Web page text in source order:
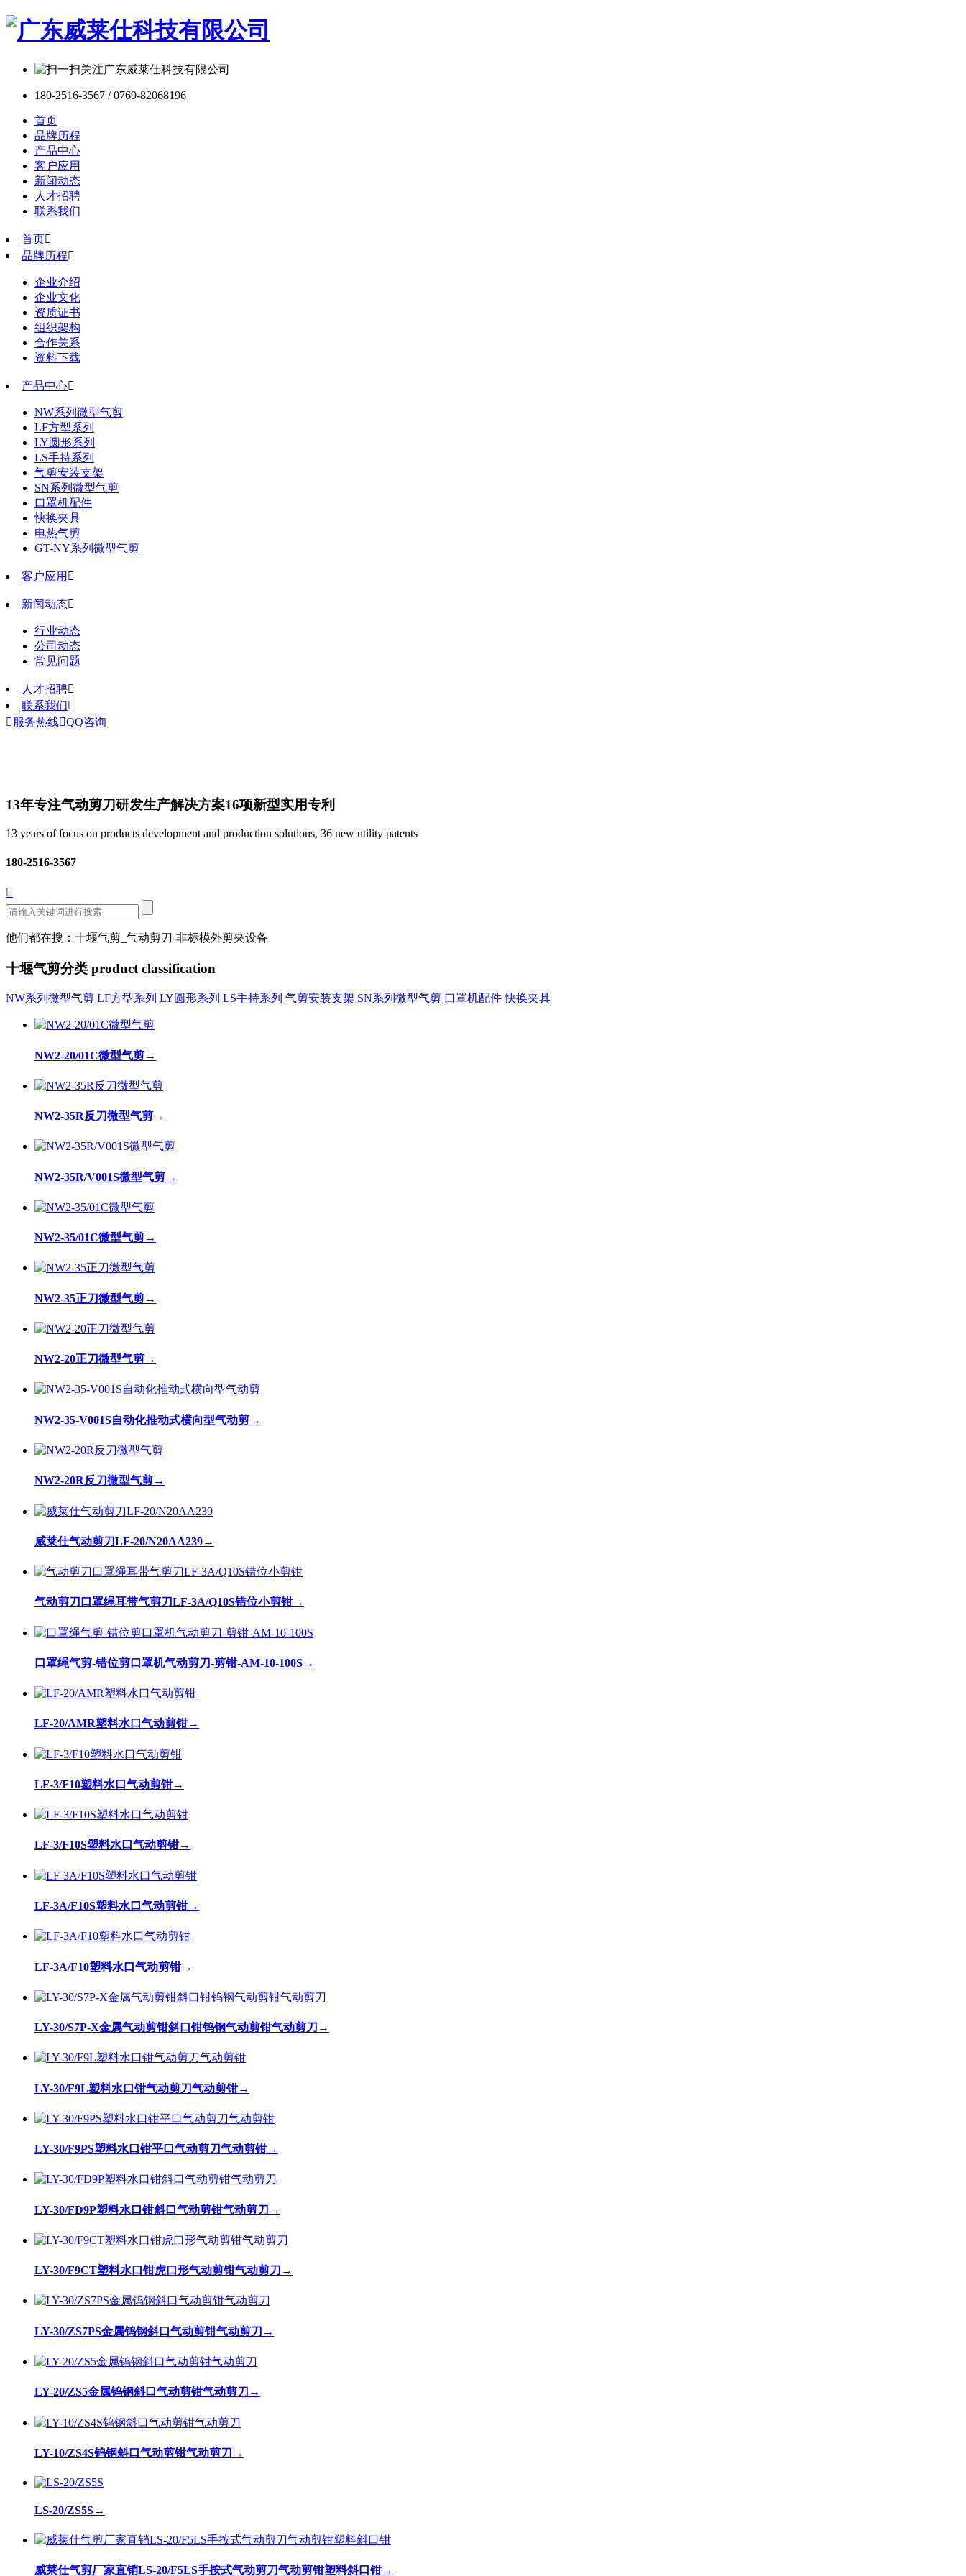
180-2516-3567 / 0769-82068196
首页
品牌历程
产品中心
客户应用
新闻动态
人才招聘
联系我们
首页
品牌历程
企业介绍
企业文化
资质证书
组织架构
合作关系
资料下载
产品中心
NW系列微型气剪
LF方型系列
LY圆形系列
LS手持系列
气剪安装支架
SN系列微型气剪
口罩机配件
快换夹具
电热气剪
GT-NY系列微型气剪
客户应用 
新闻动态
行业动态
公司动态
常见问题
人才招聘
联系我们
 服务热线QQ咨询
13年专注气动剪刀研发生产解决方案16项新型实用专利
13 years of focus on products development and production solutions, 36 new utility patents
180-2516-3567

他们都在搜：十堰气剪_气动剪刀-非标模外剪夹设备
十堰气剪分类 product classification
NW系列微型气剪 LF方型系列 LY圆形系列 LS手持系列 气剪安装支架 SN系列微型气剪 口罩机配件 快换夹具
NW2-20/01C微型气剪→
NW2-35R反刀微型气剪→
NW2-35R/V001S微型气剪→
NW2-35/01C微型气剪→
NW2-35正刀微型气剪→
NW2-20正刀微型气剪→
NW2-35-V001S自动化推动式横向型气动剪→
NW2-20R反刀微型气剪→
威莱仕气动剪刀LF-20/N20AA239→
气动剪刀口罩绳耳带气剪刀LF-3A/Q10S错位小剪钳→
口罩绳气剪-错位剪口罩机气动剪刀-剪钳-AM-10-100S→
LF-20/AMR塑料水口气动剪钳→
LF-3/F10塑料水口气动剪钳→
LF-3/F10S塑料水口气动剪钳→
LF-3A/F10S塑料水口气动剪钳→
LF-3A/F10塑料水口气动剪钳→
LY-30/S7P-X金属气动剪钳斜口钳钨钢气动剪钳气动剪刀 →
LY-30/F9L塑料水口钳气动剪刀气动剪钳→
LY-30/F9PS塑料水口钳平口气动剪刀气动剪钳→
LY-30/FD9P塑料水口钳斜口气动剪钳气动剪刀 →
LY-30/F9CT塑料水口钳虎口形气动剪钳气动剪刀 →
LY-30/ZS7PS金属钨钢斜口气动剪钳气动剪刀 →
LY-20/ZS5金属钨钢斜口气动剪钳气动剪刀 →
LY-10/ZS4S钨钢斜口气动剪钳气动剪刀 →
LS-20/ZS5S→
威莱仕气剪厂家直销LS-20/F5LS手按式气动剪刀气动剪钳塑料斜口钳→